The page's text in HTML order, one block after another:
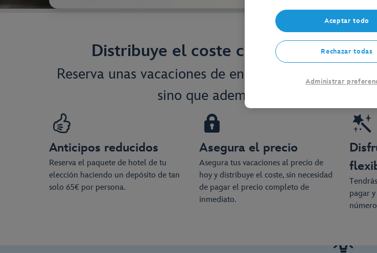
Pagos a
Distribuye el coste con cuotas
Reserva unas vacaciones de ensueño en Disney
sino que además dispondrás de
Anticipos reducidos
Reserva el paquete de hotel de tu
elección haciendo un depósito de tan
solo 65€ por persona.
Asegura el precio
Asegura tus vacaciones al precio de
hoy y distribuye el coste, sin necesidad
de pagar el precio completo de
inmediato.
pagar
Administrar
Rechazar todas
Aceptar todo